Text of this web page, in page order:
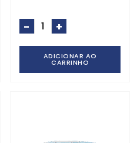
- +
ADICIONAR AO
CARRINHO